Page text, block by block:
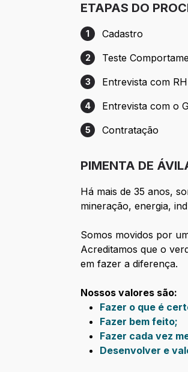
ETAPAS DO
Etapa 1: Cadastro
1 Cadastro
Etapa 2: Teste
2 Teste
Etapa 3: Entrevista com
3 Entrevista com RH
Etapa 4: Entrevista com
4 Entrevista com o
Etapa 5: Contratação
5 Contratação
PIMENTA DE
Há mais de 35 anos,
mineração, energia,
Somos movidos por
Acreditamos que o
em fazer a diferença.
Nossos valores são:
Fazer o que é
Fazer bem feito;
Fazer cada vez
Desenvolver e